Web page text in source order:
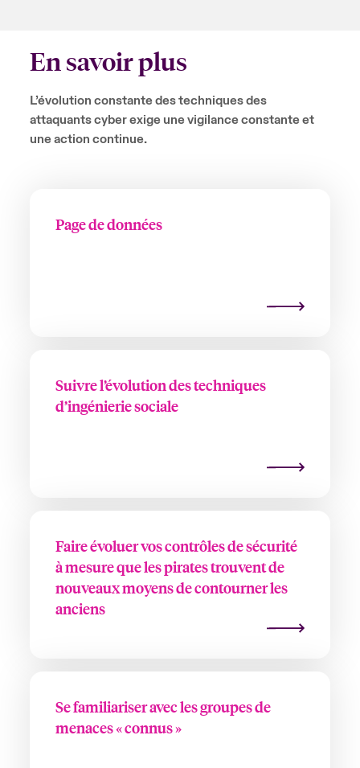
En savoir plus
L’évolution constante des techniques des
attaquants cyber exige une vigilance constante et
une action continue.
Page de données
Suivre l’évolution des techniques
d’ingénierie sociale
Faire évoluer vos contrôles de sécurité
à mesure que les pirates trouvent de
nouveaux moyens de contourner les
anciens
Se familiariser avec les groupes de
menaces « connus »